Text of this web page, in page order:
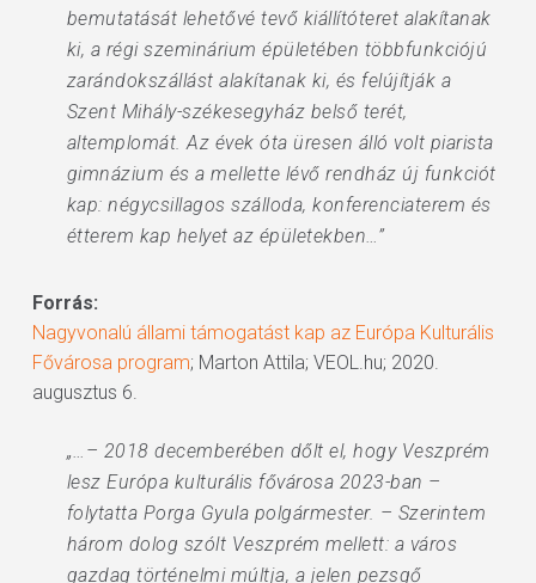
bemutatását lehetővé tevő kiállítóteret alakítanak
ki, a régi szeminárium épületében többfunkciójú
zarándokszállást alakítanak ki, és felújítják a
Szent Mihály-székesegyház belső terét,
altemplomát. Az évek óta üresen álló volt piarista
gimnázium és a mellette lévő rendház új funkciót
kap: négycsillagos szálloda, konferenciaterem és
étterem kap helyet az épületekben…”
Forrás:
Nagyvonalú állami támogatást kap az Európa Kulturális
Fővárosa program; Marton Attila; VEOL.hu; 2020.
augusztus 6.
„…– 2018 decemberében dőlt el, hogy Veszprém
lesz Európa kulturális fővárosa 2023-ban –
folytatta Porga Gyula polgármester. – Szerintem
három dolog szólt Veszprém mellett: a város
gazdag történelmi múltja, a jelen pezsgő